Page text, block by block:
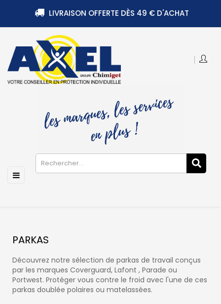
LIVRAISON OFFERTE DÈS 49 € D'ACHAT
Basculer
☰
PARKAS
Découvrez notre sélection de parkas de travail conçus
par les marques Coverguard, Lafont , Parade ou
Portwest. Protéger vous contre le froid avec l'une de ces
parkas doublée polaires ou matelassées.